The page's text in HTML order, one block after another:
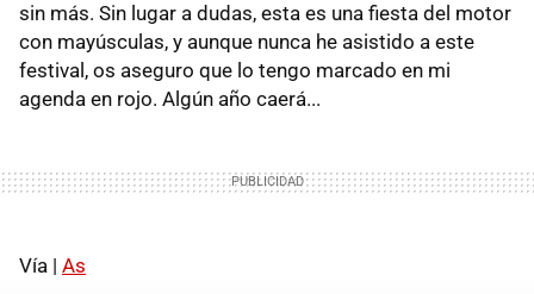
sin más. Sin lugar a dudas, esta es una fiesta del motor
con mayúsculas, y aunque nunca he asistido a este
festival, os aseguro que lo tengo marcado en mi
agenda en rojo. Algún año caerá...
Vía | As